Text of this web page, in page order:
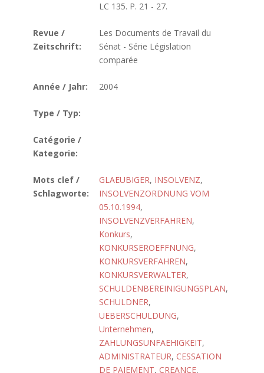
LC 135. P. 21 - 27.
Revue /
Zeitschrift:
Les Documents de Travail du
Sénat - Série Législation
comparée
Année / Jahr: 2004
Type / Typ:
Catégorie /
Kategorie:
Mots clef /
Schlagworte:
GLAEUBIGER, INSOLVENZ,
INSOLVENZORDNUNG VOM
05.10.1994,
INSOLVENZVERFAHREN,
Konkurs,
KONKURSEROEFFNUNG,
KONKURSVERFAHREN,
KONKURSVERWALTER,
SCHULDENBEREINIGUNGSPLAN,
SCHULDNER,
UEBERSCHULDUNG,
Unternehmen,
ZAHLUNGSUNFAEHIGKEIT,
ADMINISTRATEUR, CESSATION
DE PAIEMENT, CREANCE,